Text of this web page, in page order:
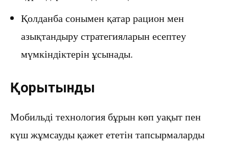
Қолданба сонымен қатар рацион мен
азықтандыру стратегияларын есептеу
мүмкіндіктерін ұсынады.
Қорытынды
Мобильді технология бұрын көп уақыт пен
күш жұмсауды қажет ететін тапсырмаларды